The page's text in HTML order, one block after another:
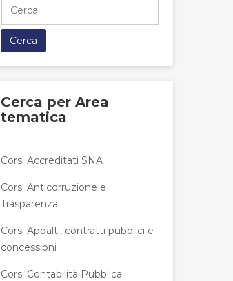
Cerca per Area
tematica
Corsi Accreditati SNA
Corsi Anticorruzione e
Trasparenza
Corsi Appalti, contratti pubblici e
concessioni
Corsi Contabilità Pubblica